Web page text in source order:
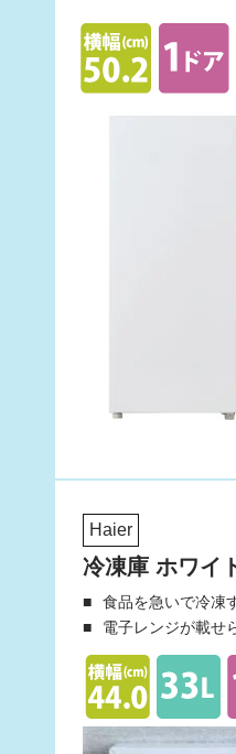
Haier
冷凍庫 ホワイ
食品を急いで冷凍
電子レンジが載せ